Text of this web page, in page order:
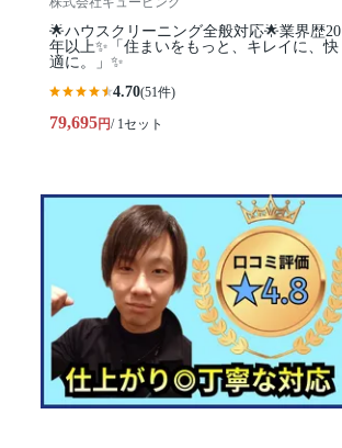
🌟ハウスクリーニング全般対応🌟業界歴20
年以上✨「住まいをもっと、キレイに、快
適に。」✨
4.70(51件)
79,695円/ 1セット